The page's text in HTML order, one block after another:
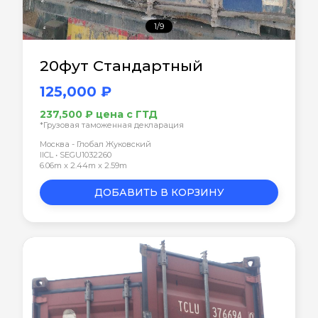
1/9
20фут Стандартный
125,000 ₽
237,500 ₽ цена с ГТД
*Грузовая таможенная декларация
Москва - Глобал Жуковский
IICL • SEGU1032260
6.06m x 2.44m x 2.59m
ДОБАВИТЬ В КОРЗИНУ